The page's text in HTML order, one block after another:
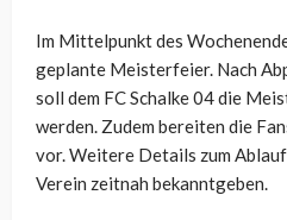
Im Mittelpunkt des
geplante Meisterfeier. Nach
soll dem FC Schalke 04 die
werden. Zudem bereiten die
vor. Weitere Details zum
Verein zeitnah bekanntgeben.